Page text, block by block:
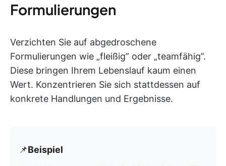
Formulierungen
Verzichten Sie auf abgedroschene
Formulierungen wie „fleißig” oder „teamfähig”.
Diese bringen Ihrem Lebenslauf kaum einen
Wert. Konzentrieren Sie sich stattdessen auf
konkrete Handlungen und Ergebnisse.
📌Beispiel